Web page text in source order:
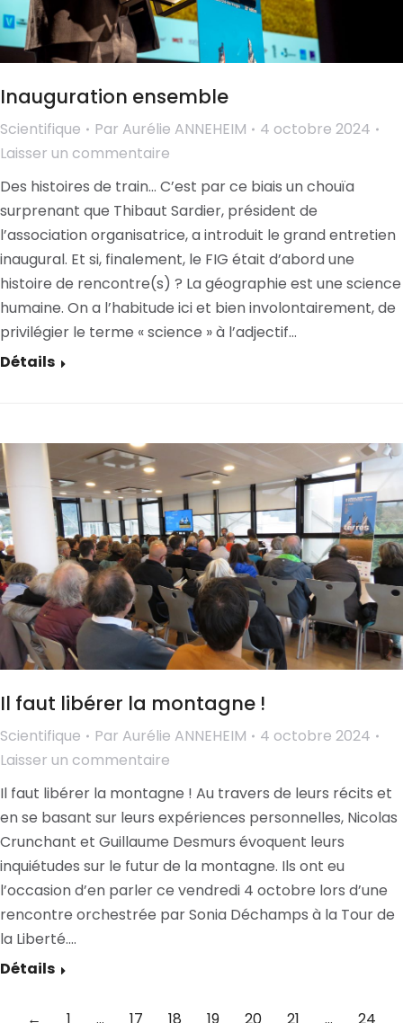
Inauguration ensemble
Scientifique Par Aurélie ANNEHEIM
4 octobre 2024
Laisser un commentaire
Des histoires de train… C’est par ce biais un chouïa
surprenant que Thibaut Sardier, président de
l’association organisatrice, a introduit le grand entretien
inaugural. Et si, finalement, le FIG était d’abord une
histoire de rencontre(s) ? La géographie est une science
humaine. On a l’habitude ici et bien involontairement, de
privilégier le terme « science » à l’adjectif…
Détails
Il faut libérer la montagne !
Scientifique Par Aurélie ANNEHEIM
4 octobre 2024
Laisser un commentaire
Il faut libérer la montagne ! Au travers de leurs récits et
en se basant sur leurs expériences personnelles, Nicolas
Crunchant et Guillaume Desmurs évoquent leurs
inquiétudes sur le futur de la montagne. Ils ont eu
l’occasion d’en parler ce vendredi 4 octobre lors d’une
rencontre orchestrée par Sonia Déchamps à la Tour de
la Liberté.…
Détails